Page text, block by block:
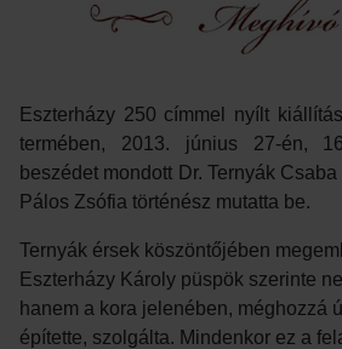
Eszterházy 250 címmel nyílt
termében, 2013. június 27-én,
beszédet mondott Dr. Ternyák
Pálos Zsófia történész mutatta be.
Ternyák érsek köszöntőjében
Eszterházy Károly püspök szerinte
hanem a kora jelenében, méghozzá
építette, szolgálta. Mindenkor ez a